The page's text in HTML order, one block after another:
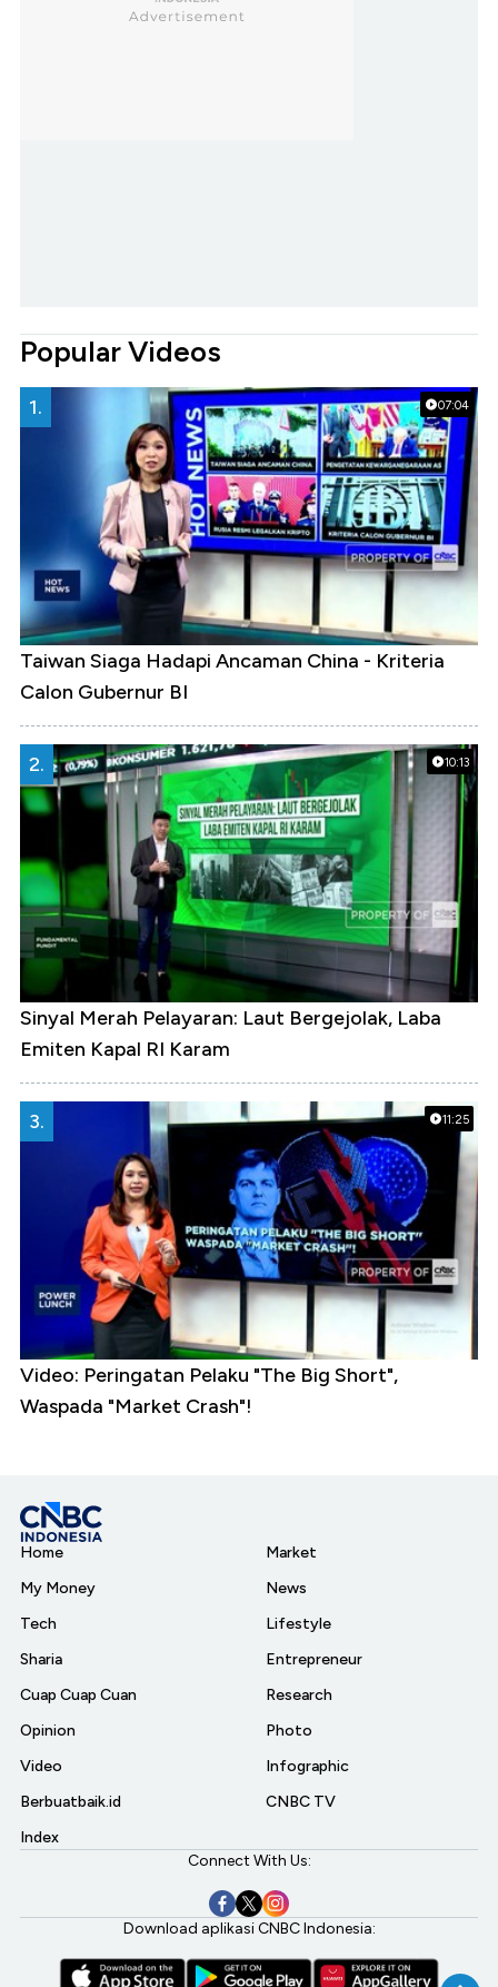
Popular Videos
07:04
1.
Taiwan Siaga Hadapi Ancaman China - Kriteria
Calon Gubernur BI
10:13
2.
Sinyal Merah Pelayaran: Laut Bergejolak, Laba
Emiten Kapal RI Karam
11:25
3.
Video: Peringatan Pelaku "The Big Short",
Waspada "Market Crash"!
Home
My Money
Tech
Sharia
Cuap Cuap Cuan
Opinion
Video
Berbuatbaik.id
Index
Market
News
Lifestyle
Entrepreneur
Research
Photo
Infographic
CNBC TV
Connect With Us:
Download aplikasi CNBC Indonesia: